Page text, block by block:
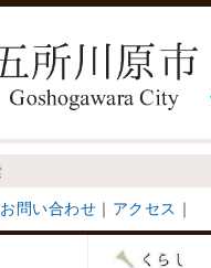
お問い合わせ ｜ アクセス ｜